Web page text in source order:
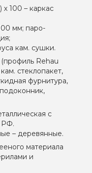
х 100 – каркас
мм; паро-
кам. сушки.
Rehau
стеклопакет,
фурнитура,
с
РФ.
– деревянные.
материала
и